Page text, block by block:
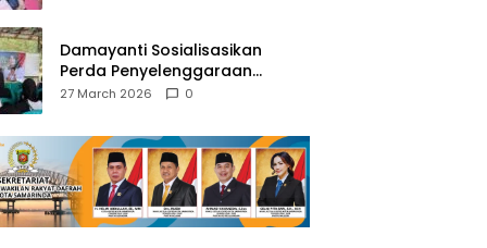
Damayanti Sosialisasikan
Perda Penyelenggaraan
Pendidikan Pancasila dan
27 March 2026 0